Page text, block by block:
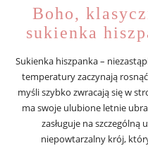
Boho,
sukienka
Sukienka hiszpanka –
temperatury zaczynają
myśli szybko zwracają się w
ma swoje ulubione letnie
zasługuje na szczególną
niepowtarzalny krój,